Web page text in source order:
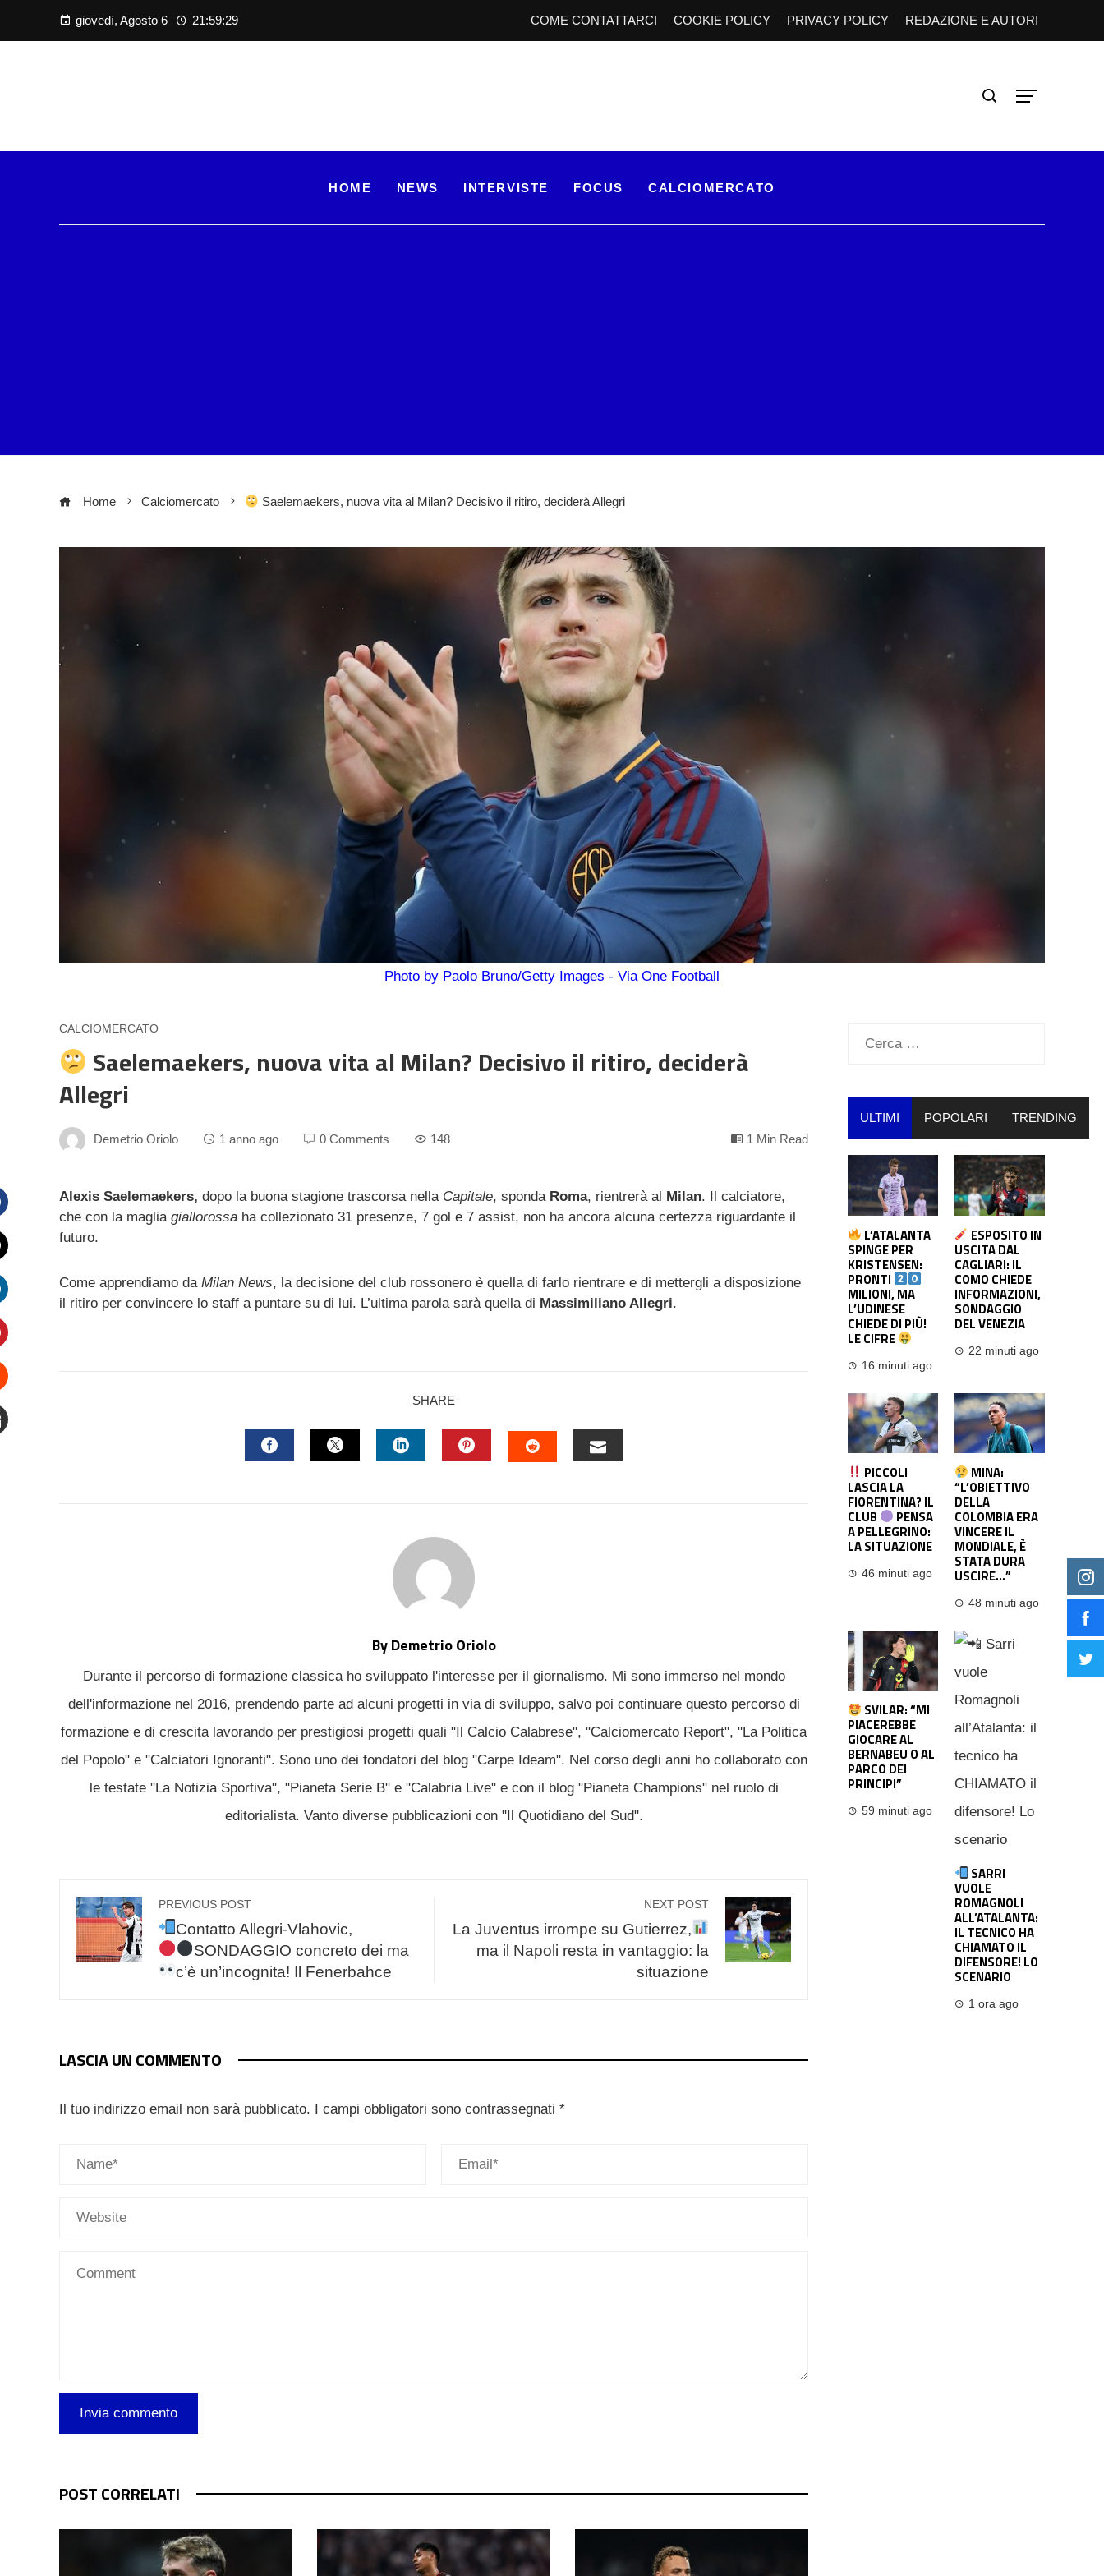
giovedì, Agosto 6 21:59:30 COME CONTATTARCI COOKIE POLICY PRIVACY POLICY REDAZIONE E AUTORI
HOME NEWS INTERVISTE FOCUS CALCIOMERCATO
Home Calciomercato Saelemaekers, nuova vita al Milan? Decisivo il ritiro, deciderà Allegri
Photo by Paolo Bruno/Getty Images - Via One Football
CALCIOMERCATO
Saelemaekers, nuova vita al Milan? Decisivo il ritiro, deciderà
Allegri
Demetrio Oriolo 1 anno ago 0 Comments 148 1 Min Read
Alexis Saelemaekers, dopo la buona stagione trascorsa nella Capitale, sponda Roma, rientrerà al Milan. Il calciatore,
che con la maglia giallorossa ha collezionato 31 presenze, 7 gol e 7 assist, non ha ancora alcuna certezza riguardante il
futuro.
Come apprendiamo da Milan News, la decisione del club rossonero è quella di farlo rientrare e di mettergli a disposizione
il ritiro per convincere lo staff a puntare su di lui. L’ultima parola sarà quella di Massimiliano Allegri.
SHARE
By Demetrio Oriolo
Durante il percorso di formazione classica ho sviluppato l'interesse per il giornalismo. Mi sono immerso nel mondo
dell'informazione nel 2016, prendendo parte ad alcuni progetti in via di sviluppo, salvo poi continuare questo percorso di
formazione e di crescita lavorando per prestigiosi progetti quali "Il Calcio Calabrese", "Calciomercato Report", "La Politica
del Popolo" e "Calciatori Ignoranti". Sono uno dei fondatori del blog "Carpe Ideam". Nel corso degli anni ho collaborato con
le testate "La Notizia Sportiva", "Pianeta Serie B" e "Calabria Live" e con il blog "Pianeta Champions" nel ruolo di
editorialista. Vanto diverse pubblicazioni con "Il Quotidiano del Sud".
PREVIOUS POST
Contatto Allegri-Vlahovic,
SONDAGGIO concreto dei ma
c’è un’incognita! Il Fenerbahce
NEXT POST
La Juventus irrompe su Gutierrez,
ma il Napoli resta in vantaggio: la
situazione
LASCIA UN COMMENTO
Il tuo indirizzo email non sarà pubblicato. I campi obbligatori sono contrassegnati *
POST CORRELATI
Ricerca
ULTIMI POPOLARI TRENDING
L’ATALANTA
SPINGE PER
KRISTENSEN:
PRONTI
MILIONI, MA
L’UDINESE
CHIEDE DI PIÙ!
LE CIFRE
16 minuti ago
ESPOSITO IN
USCITA DAL
CAGLIARI: IL
COMO CHIEDE
INFORMAZIONI,
SONDAGGIO
DEL VENEZIA
22 minuti ago
PICCOLI
LASCIA LA
FIORENTINA? IL
CLUB PENSA
A PELLEGRINO:
LA SITUAZIONE
46 minuti ago
MINA:
“L’OBIETTIVO
DELLA
COLOMBIA ERA
VINCERE IL
MONDIALE, È
STATA DURA
USCIRE…”
48 minuti ago
SVILAR: “MI
PIACEREBBE
GIOCARE AL
BERNABEU O AL
PARCO DEI
PRINCIPI”
59 minuti ago
SARRI
VUOLE
ROMAGNOLI
ALL’ATALANTA:
IL TECNICO HA
CHIAMATO IL
DIFENSORE! LO
SCENARIO
1 ora ago